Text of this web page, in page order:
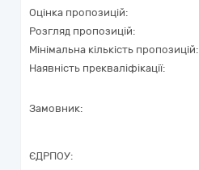
Оцінка пропозицій:
Розгляд пропозицій:
Мінімальна кількість пропозицій:
Наявність прекваліфікації:
Замовник:
ЄДРПОУ: